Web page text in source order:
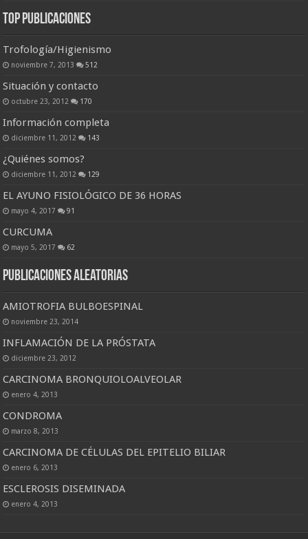
Top Publicaciones
Trofología/Higienismo
noviembre 7, 2013 512
Situación y contacto
octubre 23, 2012 170
Información completa
diciembre 11, 2012 143
¿Quiénes somos?
diciembre 11, 2012 129
EL AYUNO FISIOLÓGICO DE 36 HORAS
mayo 4, 2017 91
CURCUMA
mayo 5, 2017 62
Publicaciones Aleatorias
AMIOTROFIA BULBOESPINAL
noviembre 23, 2014
INFLAMACIÓN DE LA PRÓSTATA
diciembre 23, 2012
CARCINOMA BRONQUIOLOALVEOLAR
enero 4, 2013
CONDROMA
marzo 8, 2013
CARCINOMA DE CÉLULAS DEL EPITELIO BILIAR
enero 6, 2013
ESCLEROSIS DISEMINADA
enero 4, 2013